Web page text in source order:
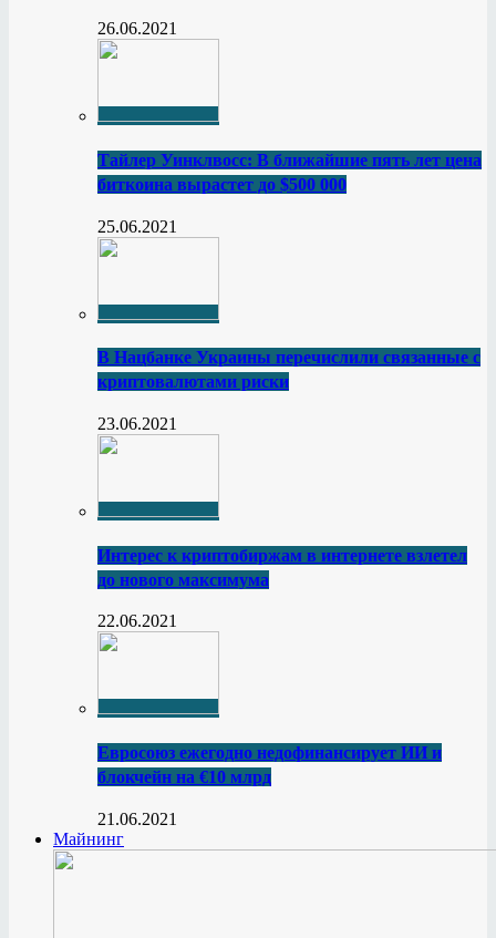
26.06.2021
Тайлер Уинклвосс: В ближайшие пять лет цена
биткоина вырастет до $500 000
25.06.2021
В Нацбанке Украины перечислили связанные с
криптовалютами риски
23.06.2021
Интерес к криптобиржам в интернете взлетел
до нового максимума
22.06.2021
Евросоюз ежегодно недофинансирует ИИ и
блокчейн на €10 млрд
21.06.2021
Майнинг